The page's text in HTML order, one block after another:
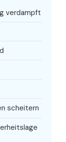
verdampft
scheitern